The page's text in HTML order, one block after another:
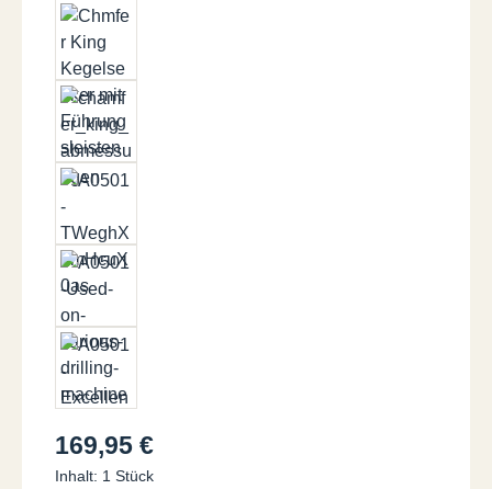
Regulärer Preis:
169,95 €
Inhalt: 1 Stück